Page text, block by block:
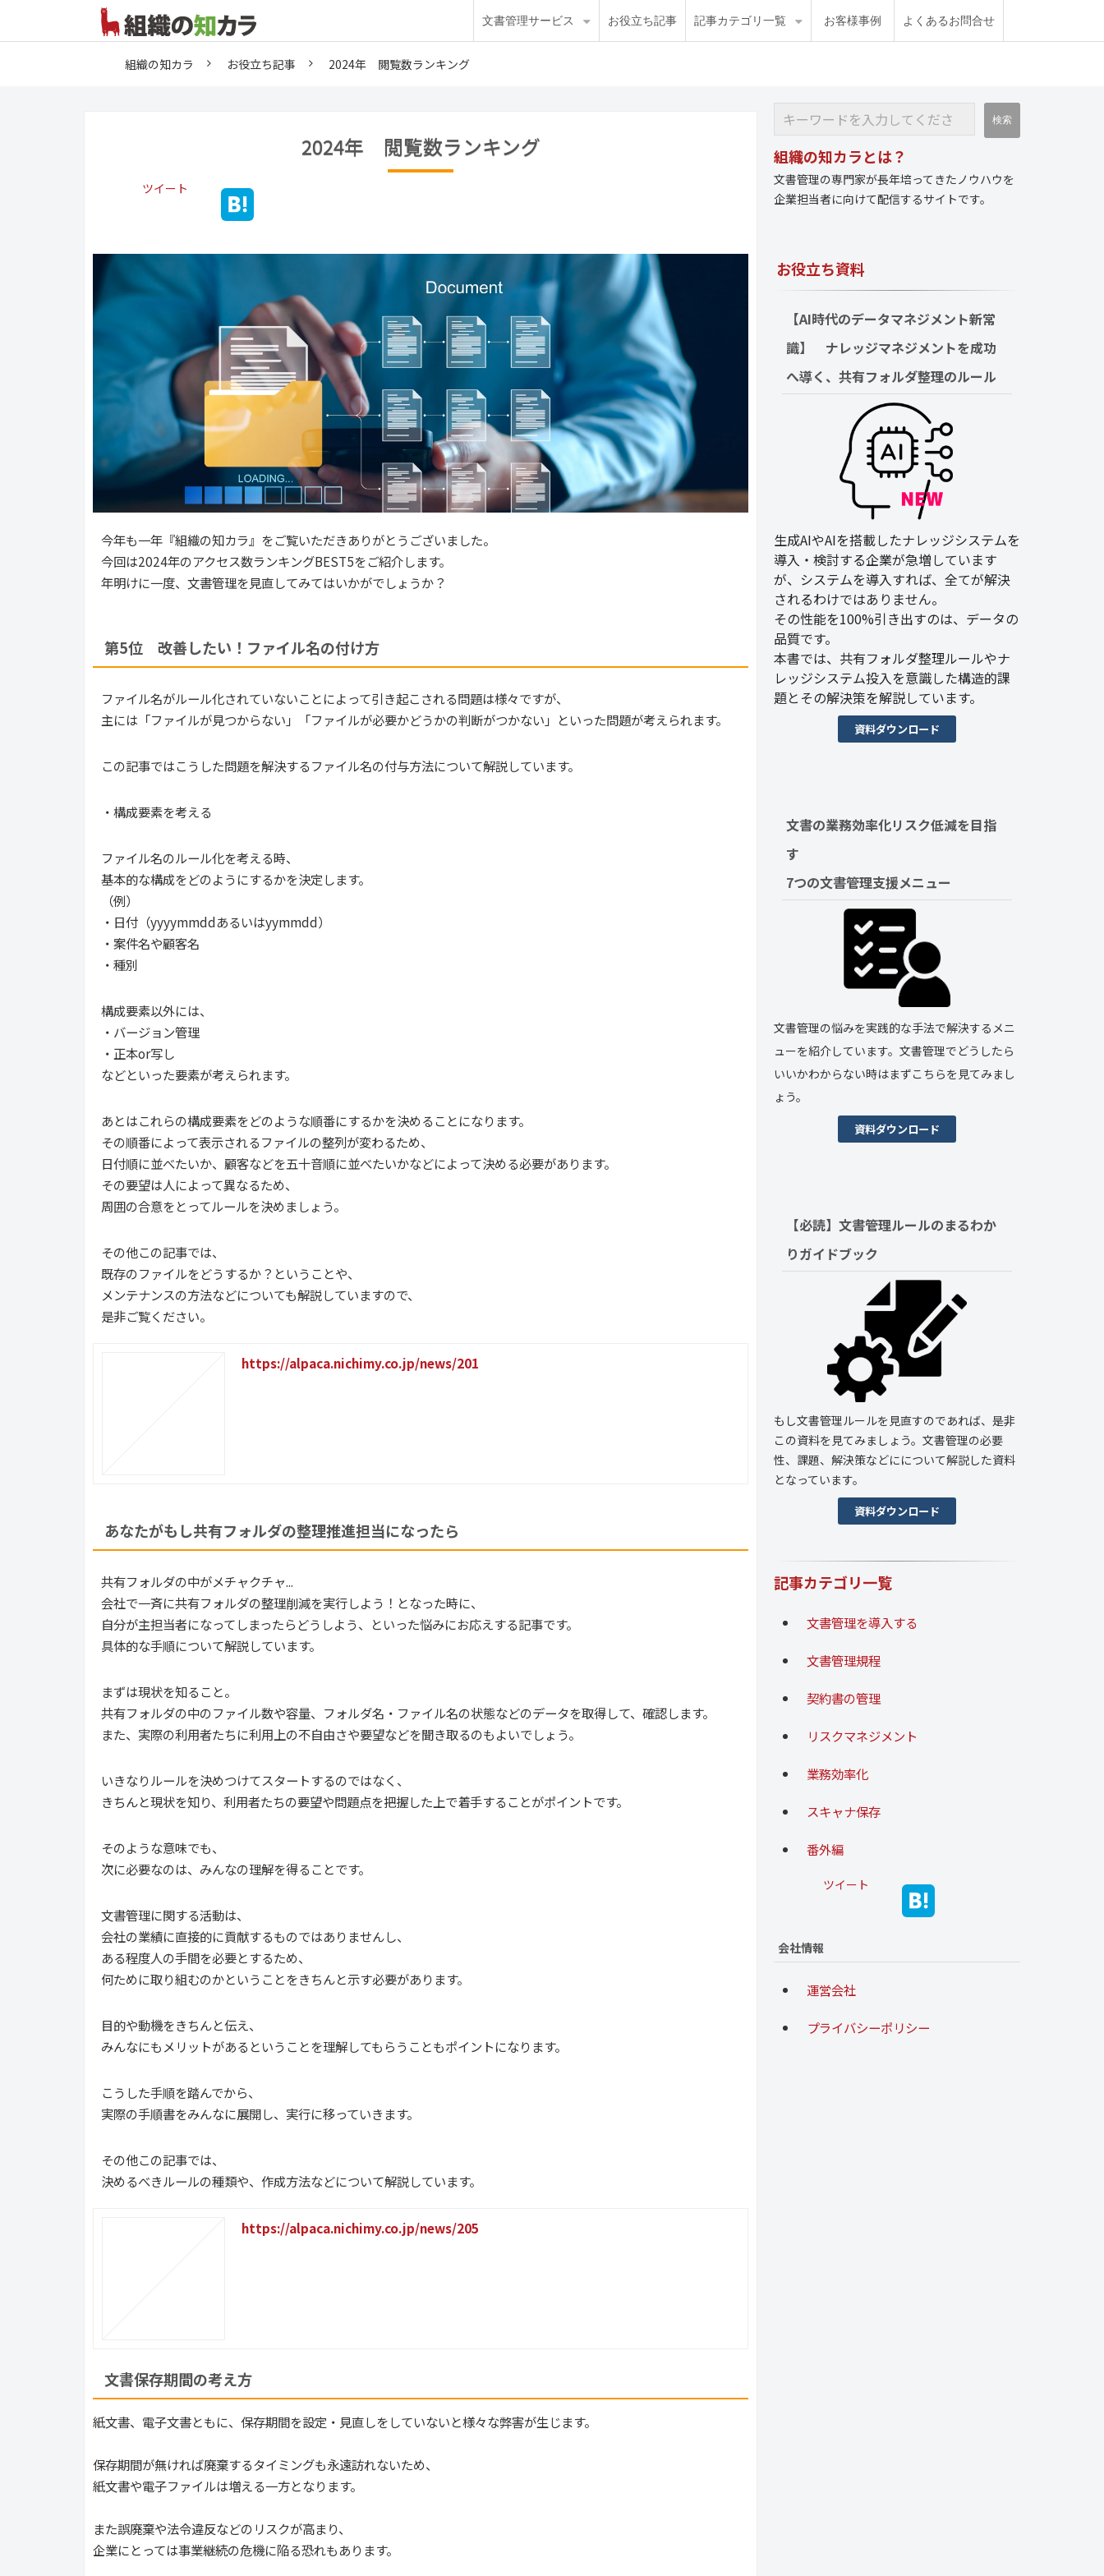
文書管理サービス お役立ち記事 記事カテゴリ一覧 お客様事例 よくあるお問合せ
組織の知カラ お役立ち記事 2024年 閲覧数ランキング
2024年 閲覧数ランキング
ツイート
今年も一年『組織の知カラ』をご覧いただきありがとうございました。
今回は2024年のアクセス数ランキングBEST5をご紹介します。
年明けに一度、文書管理を見直してみてはいかがでしょうか？
第5位 改善したい！ファイル名の付け方
ファイル名がルール化されていないことによって引き起こされる問題は様々ですが、
主には「ファイルが見つからない」「ファイルが必要かどうかの判断がつかない」といった問題が考えられます。
この記事ではこうした問題を解決するファイル名の付与方法について解説しています。
・構成要素を考える
ファイル名のルール化を考える時、
基本的な構成をどのようにするかを決定します。
（例）
・日付（yyyymmddあるいはyymmdd）
・案件名や顧客名
・種別
構成要素以外には、
・バージョン管理
・正本or写し
などといった要素が考えられます。
あとはこれらの構成要素をどのような順番にするかを決めることになります。
その順番によって表示されるファイルの整列が変わるため、
日付順に並べたいか、顧客などを五十音順に並べたいかなどによって決める必要があります。
その要望は人によって異なるため、
周囲の合意をとってルールを決めましょう。
その他この記事では、
既存のファイルをどうするか？ということや、
メンテナンスの方法などについても解説していますので、
是非ご覧ください。
https://alpaca.nichimy.co.jp/news/201
あなたがもし共有フォルダの整理推進担当になったら
共有フォルダの中がメチャクチャ...
会社で一斉に共有フォルダの整理削減を実行しよう！となった時に、
自分が主担当者になってしまったらどうしよう、といった悩みにお応えする記事です。
具体的な手順について解説しています。
まずは現状を知ること。
共有フォルダの中のファイル数や容量、フォルダ名・ファイル名の状態などのデータを取得して、確認します。
また、実際の利用者たちに利用上の不自由さや要望などを聞き取るのもよいでしょう。
いきなりルールを決めつけてスタートするのではなく、
きちんと現状を知り、利用者たちの要望や問題点を把握した上で着手することがポイントです。
そのような意味でも、
次に必要なのは、みんなの理解を得ることです。
文書管理に関する活動は、
会社の業績に直接的に貢献するものではありませんし、
ある程度人の手間を必要とするため、
何ために取り組むのかということをきちんと示す必要があります。
目的や動機をきちんと伝え、
みんなにもメリットがあるということを理解してもらうこともポイントになります。
こうした手順を踏んでから、
実際の手順書をみんなに展開し、実行に移っていきます。
その他この記事では、
決めるべきルールの種類や、作成方法などについて解説しています。
https://alpaca.nichimy.co.jp/news/205
文書保存期間の考え方
紙文書、電子文書ともに、保存期間を設定・見直しをしていないと様々な弊害が生じます。
保存期間が無ければ廃棄するタイミングも永遠訪れないため、
紙文書や電子ファイルは増える一方となります。
また誤廃棄や法令違反などのリスクが高まり、
企業にとっては事業継続の危機に陥る恐れもあります。
組織の知カラとは？
文書管理の専門家が長年培ってきたノウハウを
企業担当者に向けて配信するサイトです。
お役立ち資料
【AI時代のデータマネジメント新常
識】　ナレッジマネジメントを成功
へ導く、共有フォルダ整理のルール
生成AIやAIを搭載したナレッジシステムを
導入・検討する企業が急増しています
が、システムを導入すれば、全てが解決
されるわけではありません。
その性能を100%引き出すのは、データの
品質です。
本書では、共有フォルダ整理ルールやナ
レッジシステム投入を意識した構造的課
題とその解決策を解説しています。
資料ダウンロード
文書の業務効率化リスク低減を目指
す
7つの文書管理支援メニュー
文書管理の悩みを実践的な手法で解決するメニ
ューを紹介しています。文書管理でどうしたら
いいかわからない時はまずこちらを見てみまし
ょう。
資料ダウンロード
【必読】文書管理ルールのまるわか
りガイドブック
もし文書管理ルールを見直すのであれば、是非
この資料を見てみましょう。文書管理の必要
性、課題、解決策などにについて解説した資料
となっています。
資料ダウンロード
記事カテゴリ一覧
文書管理を導入する
文書管理規程
契約書の管理
リスクマネジメント
業務効率化
スキャナ保存
番外編
ツイート
会社情報
運営会社
プライバシーポリシー